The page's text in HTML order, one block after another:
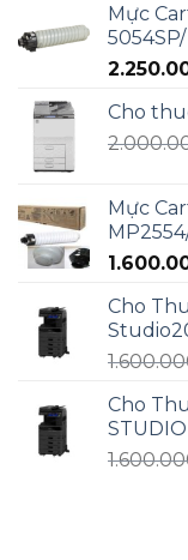
Mực
Cho
Mực
Cho
Cho